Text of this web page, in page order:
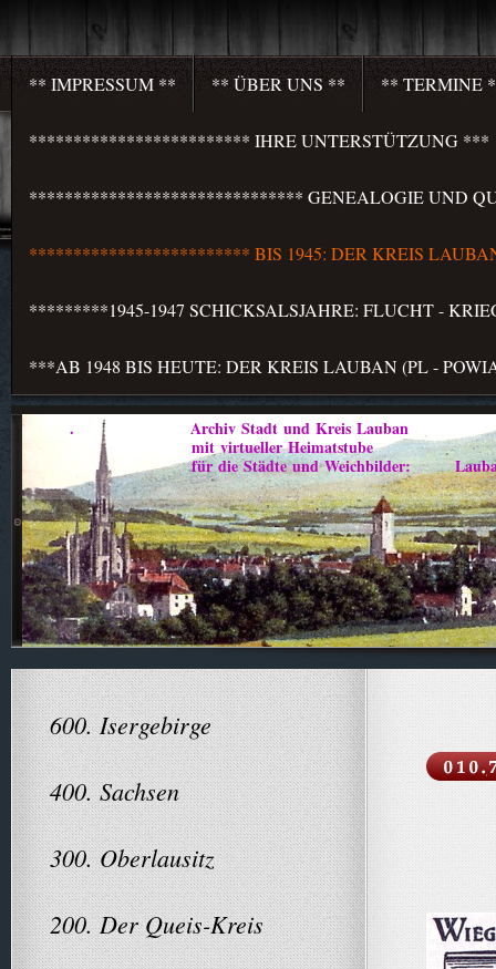
** IMPRESSUM ** ** ÜBER UNS ** ** TERMINE
************************* IHRE UNTERSTÜTZUNG ***
******************************* GENEALOGIE UND
************************* BIS 1945: DER KREIS
*********1945-1947 SCHICKSALSJAHRE: FLUCHT -
***AB 1948 BIS HEUTE: DER KREIS LAUBAN (PL -
. Archiv Stadt und Kreis Lauban
mit virtueller Heimatstube
für die Städte und Weichbilder: Lauban -
600. Isergebirge
400. Sachsen
300. Oberlausitz
200. Der Queis-Kreis